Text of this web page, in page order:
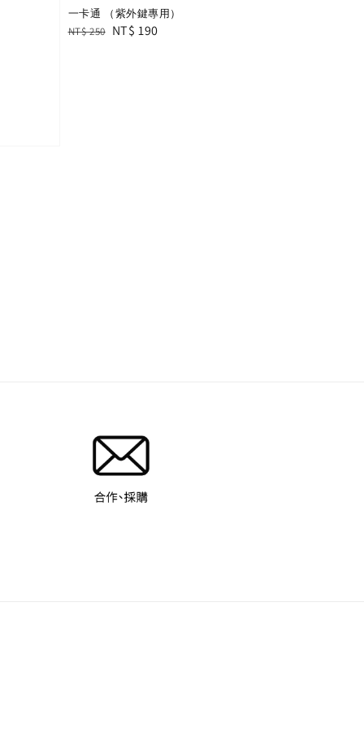
一卡通 （紫外鍵專用）
Regular
NT$ 250 Sale
NT$ 190